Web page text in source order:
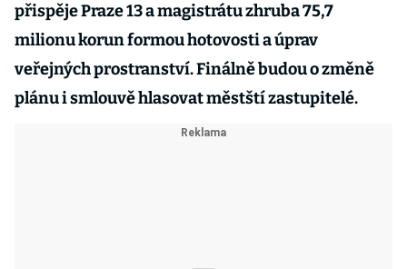
přispěje Praze 13 a magistrátu zhruba 75,7
milionu korun formou hotovosti a úprav
veřejných prostranství. Finálně budou o změně
plánu i smlouvě hlasovat městští zastupitelé.